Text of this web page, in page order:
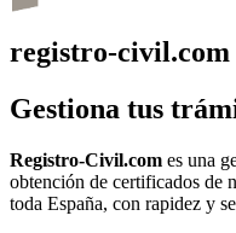
registro-civil.com
Gestiona tus
Registro-Civil.com es una
obtención de certificados de
toda España, con rapidez y